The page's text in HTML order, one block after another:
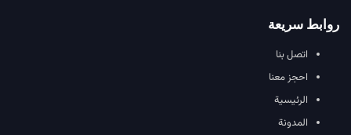
روابط سريعة
اتصل بنا
احجز معنا
الرئيسية
المدونة